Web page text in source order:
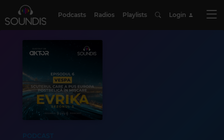
Podcasts Radios Playlists Login